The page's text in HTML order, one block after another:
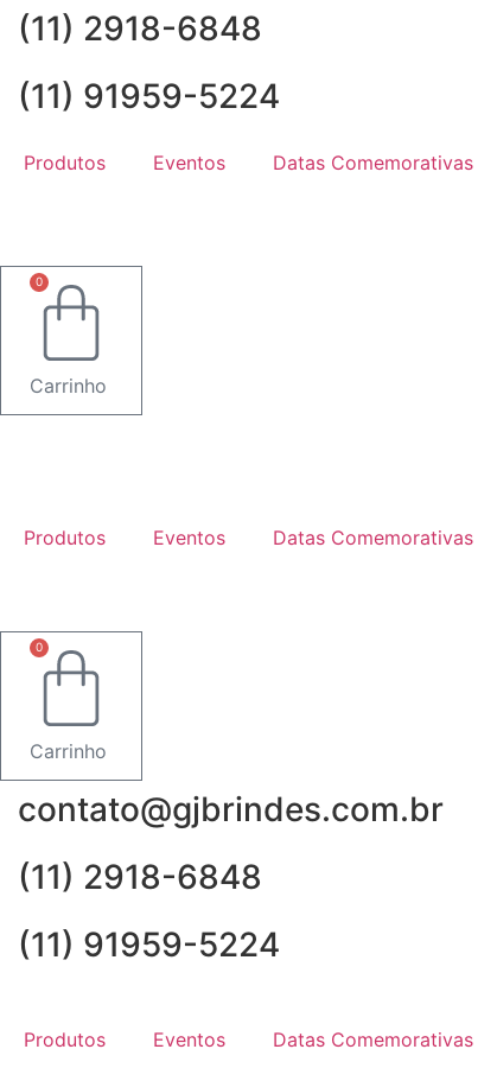
para
conteúdo
(11) 2918-6848
(11) 91959-5224
Produtos Eventos Datas Comemorativas
0
Carrinho
Produtos Eventos Datas Comemorativas
0
Carrinho
contato@gjbrindes.com.br
(11) 2918-6848
(11) 91959-5224
Produtos Eventos Datas Comemorativas